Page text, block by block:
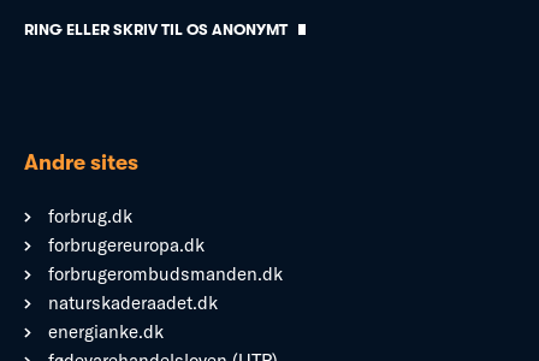
RING ELLER SKRIV TIL OS ANONYMT
Andre sites
forbrug.dk
forbrugereuropa.dk
forbrugerombudsmanden.dk
naturskaderaadet.dk
energianke.dk